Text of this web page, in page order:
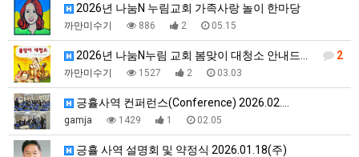
2026년 나눔N 누림교회 가족사랑 놀이 한마당
까만미수기 886 2 05.15
2
2026년 나눔N누림 교회 봄맞이 대청소 안내드립니다
까만미수기 1527 2 03.03
긍휼사역 컨퍼런스(Conference) 2026.02.…
gamja 1429 1 02.05
긍휼 사역 설명회 및 약정식 2026.01.18(주)